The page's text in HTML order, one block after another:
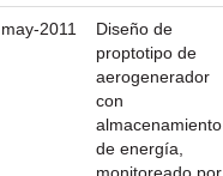
may-2011
Diseño de
proptotipo de
aerogenerador
con
almacenamiento
de energía,